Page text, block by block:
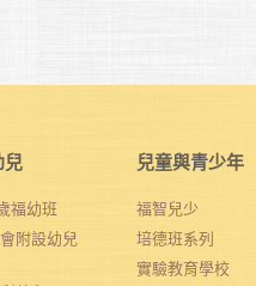
兒
福幼班
附設幼兒
兒童與青少年
福智兒少
培德班系列
實驗教育學校